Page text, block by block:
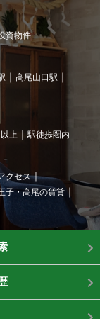
資物件
高尾山口駅
上 駅徒歩圏内
クセス
子・高尾の賃貸